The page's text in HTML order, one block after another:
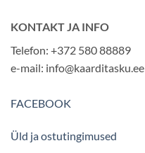
KONTAKT JA INFO
Telefon: +372 580 88889
e-mail: info@kaarditasku.ee
FACEBOOK
Üld ja ostutingimused